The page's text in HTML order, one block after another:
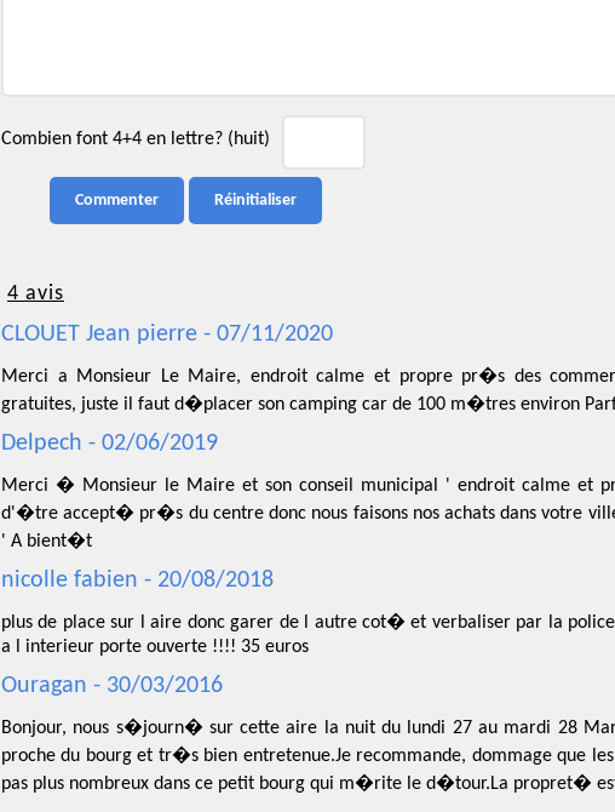
Combien font 4+4 en lettre? (huit)
4 avis
CLOUET Jean pierre - 07/11/2020
Merci a Monsieur Le Maire, endroit calme et propre pr�s des
gratuites, juste il faut d�placer son camping car de 100 m�tres environ
Delpech - 02/06/2019
Merci � Monsieur le Maire et son conseil municipal ' endroit calme et
d'�tre accept� pr�s du centre donc nous faisons nos achats dans votre
' A bient�t
nicolle fabien - 20/08/2018
plus de place sur l aire donc garer de l autre cot� et verbaliser par la
a l interieur porte ouverte !!!! 35 euros
Ouragan - 30/03/2016
Bonjour, nous s�journ� sur cette aire la nuit du lundi 27 au mardi 28
proche du bourg et tr�s bien entretenue.Je recommande, dommage que
pas plus nombreux dans ce petit bourg qui m�rite le d�tour.La propret�